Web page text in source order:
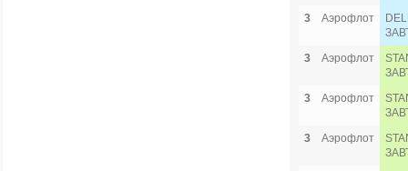
3
Аэрофлот
3
Аэрофлот
3
Аэрофлот
3
Аэрофлот